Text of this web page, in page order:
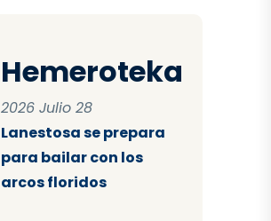
Hemeroteka
2026 Julio 28
Lanestosa se prepara
para bailar con los
arcos floridos